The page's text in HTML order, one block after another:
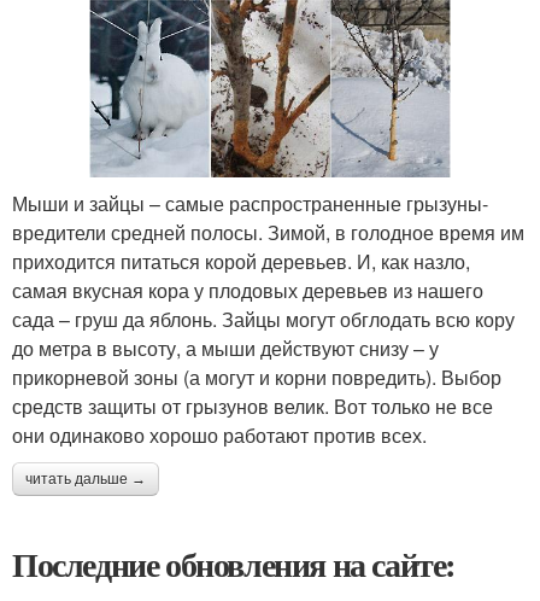
Мыши и зайцы – самые распространенные грызуны-
вредители средней полосы. Зимой, в голодное время им
приходится питаться корой деревьев. И, как назло,
самая вкусная кора у плодовых деревьев из нашего
сада – груш да яблонь. Зайцы могут обглодать всю кору
до метра в высоту, а мыши действуют снизу – у
прикорневой зоны (а могут и корни повредить). Выбор
средств защиты от грызунов велик. Вот только не все
они одинаково хорошо работают против всех.
читать дальше →
Последние обновления на сайте: